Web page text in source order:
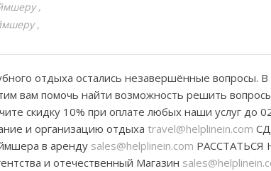
отдыха остались незавершённые вопросы. В
вам помочь найти возможность решить
скидку 10% при оплате любых наши услуг до
и организацию отдыха travel@helplinein.com
в аренду sales@helplinein.com РАССТАТЬСЯ
и отечественный Магазин